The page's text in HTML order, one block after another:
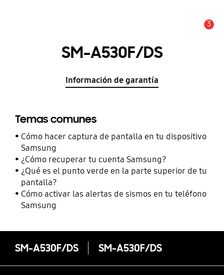
3
SM-A530F/DS
Información de garantía
Temas comunes
Cómo hacer captura de pantalla en tu dispositivo
Samsung
¿Cómo recuperar tu cuenta Samsung?
¿Qué es el punto verde en la parte superior de tu
pantalla?
Cómo activar las alertas de sismos en tu teléfono
Samsung
SM-A530F/DS SM-A530F/DS